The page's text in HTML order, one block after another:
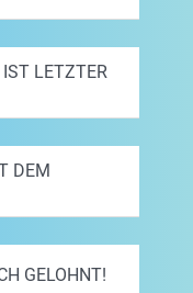
LETZTER
DEM
GELOHNT!